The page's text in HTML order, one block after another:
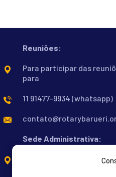
Reuniões:
Para participar das
para
11 91477-9934 (whatsapp)
Sede Administrativa:
Calçadas dos Cravos,